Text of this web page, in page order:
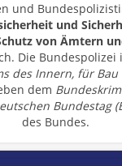
und
und
von Ämtern
Die Bundespolizei
des Innern, für Bau
dem
Bundestag
des Bundes.